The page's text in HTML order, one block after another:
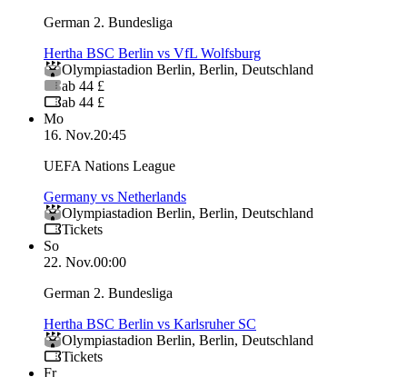
German 2. Bundesliga
Hertha BSC Berlin vs VfL Wolfsburg
Olympiastadion Berlin, Berlin, Deutschland
ab 44 £
ab 44 £
Mo
16. Nov.20:45
UEFA Nations League
Germany vs Netherlands
Olympiastadion Berlin, Berlin, Deutschland
Tickets
So
22. Nov.00:00
German 2. Bundesliga
Hertha BSC Berlin vs Karlsruher SC
Olympiastadion Berlin, Berlin, Deutschland
Tickets
Fr